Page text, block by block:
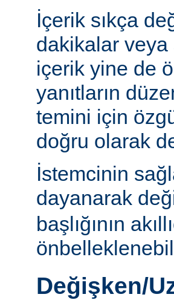
İçerik sıkça
dakikalar
içerik yine de
yanıtların
temini için
doğru olarak
İstemcinin
dayanarak
başlığının
Değişken/